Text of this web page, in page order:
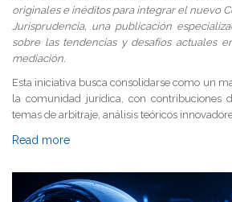
originales e inéditos para integrar el nuevo
Jurisprudencia, una publicación
sobre las tendencias y desafíos actuales
mediación.
Esta iniciativa busca consolidarse como un
la comunidad jurídica, con contribuciones
temas de arbitraje, análisis teóricos
Read more